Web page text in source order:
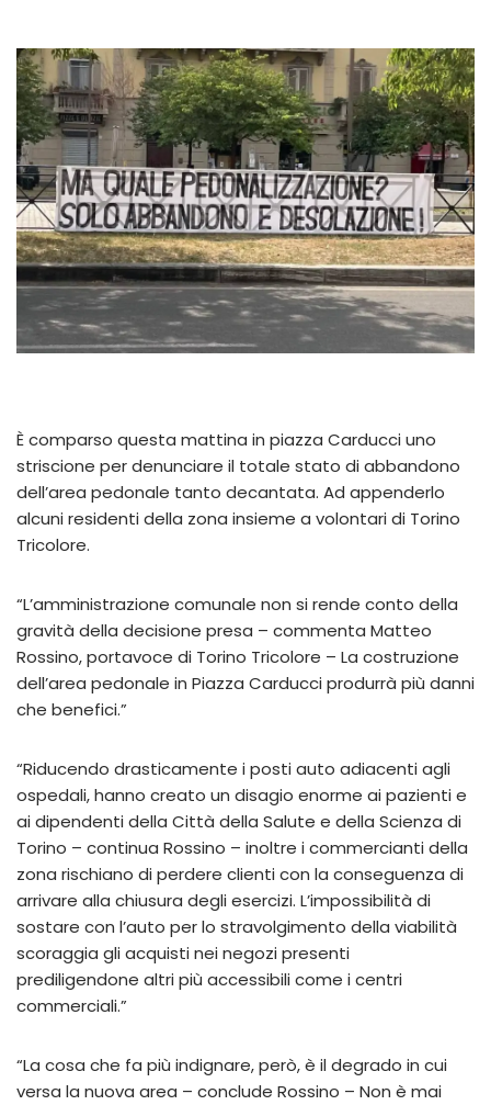
È comparso questa mattina in piazza Carducci uno
striscione per denunciare il totale stato di abbandono
dell’area pedonale tanto decantata. Ad appenderlo
alcuni residenti della zona insieme a volontari di Torino
Tricolore.
“L’amministrazione comunale non si rende conto della
gravità della decisione presa – commenta Matteo
Rossino, portavoce di Torino Tricolore – La costruzione
dell’area pedonale in Piazza Carducci produrrà più danni
che benefici.”
“Riducendo drasticamente i posti auto adiacenti agli
ospedali, hanno creato un disagio enorme ai pazienti e
ai dipendenti della Città della Salute e della Scienza di
Torino – continua Rossino – inoltre i commercianti della
zona rischiano di perdere clienti con la conseguenza di
arrivare alla chiusura degli esercizi. L’impossibilità di
sostare con l’auto per lo stravolgimento della viabilità
scoraggia gli acquisti nei negozi presenti
prediligendone altri più accessibili come i centri
commerciali.”
“La cosa che fa più indignare, però, è il degrado in cui
versa la nuova area – conclude Rossino – Non è mai